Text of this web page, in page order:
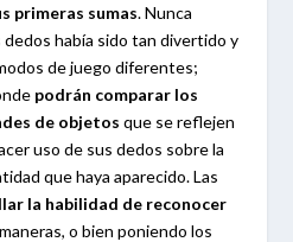
primeras sumas. Nunca
dedos había sido tan divertido y
de juego diferentes;
podrán comparar los
de objetos que se reflejen
uso de sus dedos sobre la
que haya aparecido. Las
la habilidad de reconocer
o bien poniendo los